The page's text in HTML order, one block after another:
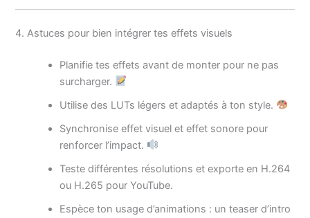
4. Astuces pour bien intégrer tes effets visuels
Planifie tes effets avant de monter pour ne pas
surcharger.
Utilise des LUTs légers et adaptés à ton style.
Synchronise effet visuel et effet sonore pour
renforcer l’impact.
Teste différentes résolutions et exporte en H.264
ou H.265 pour YouTube.
Espèce ton usage d’animations : un teaser d’intro